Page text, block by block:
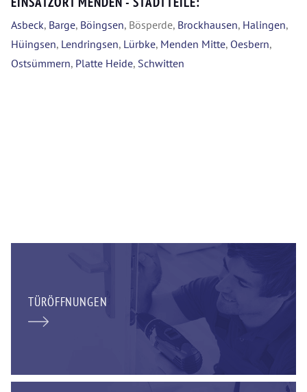
Asbeck, Barge, Böingsen, Bösperde, Brockhausen, Halingen,
Hüingsen, Lendringsen, Lürbke, Menden Mitte, Oesbern,
Ostsümmern, Platte Heide, Schwitten
TÜRÖFFNUNGEN